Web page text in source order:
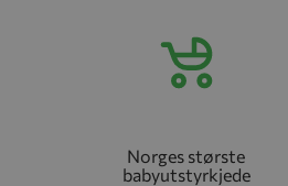
Norges største
babyutstyrkjede